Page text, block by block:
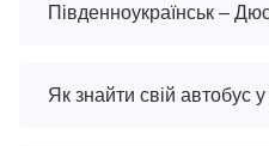
Південноукраїнськ –
Як знайти свій автобус